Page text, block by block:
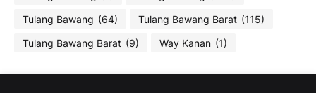
Tulang Bawang (64) Tulang Bawang Barat (115)
Tulang Bawang Barat (9) Way Kanan (1)